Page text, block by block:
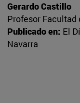
Gerardo Castillo
Profesor
Publicado en: El
Navarra